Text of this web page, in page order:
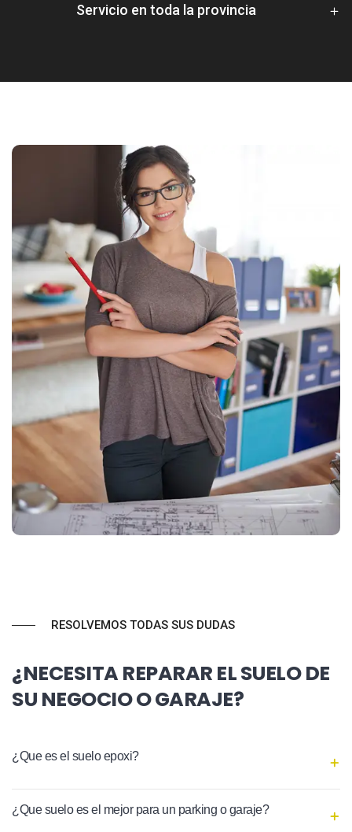
Servicio en toda la provincia
RESOLVEMOS TODAS SUS DUDAS
¿NECESITA REPARAR EL SUELO DE
SU NEGOCIO O GARAJE?
¿Que es el suelo epoxi?
¿Que suelo es el mejor para un parking o garaje?